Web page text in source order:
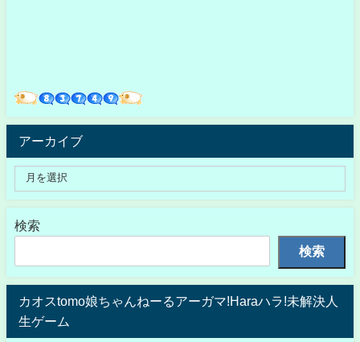
アーカイブ
検索
検索
カオスtomo娘ちゃんねーるアーガマ!Haraハラ!未解決人
生ゲーム